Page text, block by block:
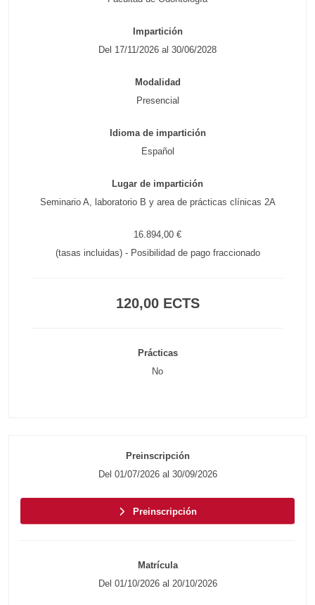
Impartición
Del 17/11/2026 al 30/06/2028
Modalidad
Presencial
Idioma de impartición
Español
Lugar de impartición
Seminario A, laboratorio B y area de prácticas clínicas 2A
16.894,00 €
(tasas incluidas) - Posibilidad de pago fraccionado
120,00 ECTS
Prácticas
No
Preinscripción
Del 01/07/2026 al 30/09/2026
Preinscripción
Matrícula
Del 01/10/2026 al 20/10/2026